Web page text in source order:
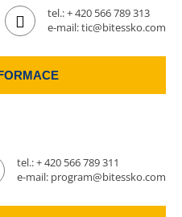
tel.:+ 420 566 789 313
e-mail:tic@bitessko.com
tel.:+ 420 566 789 311
e-mail: program@bitessko.com